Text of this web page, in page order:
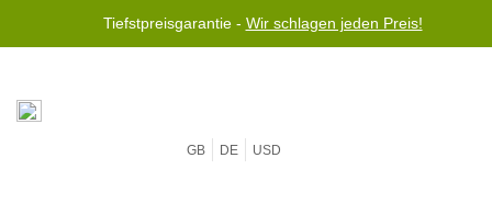
Tiefstpreisgarantie - Wir schlagen jeden Preis!
GB DE USD